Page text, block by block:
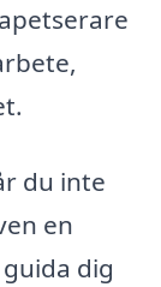
du inte
en
dig